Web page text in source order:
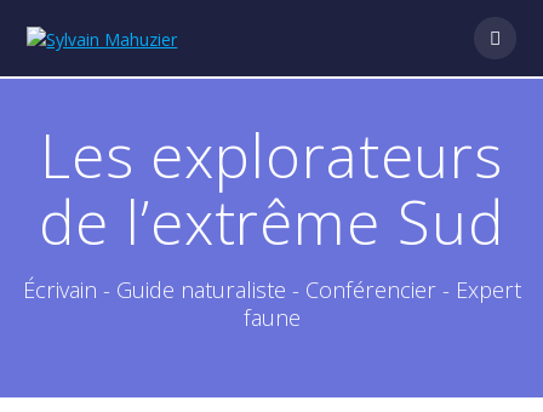
Les explorateurs
de l’extrême Sud
Écrivain - Guide naturaliste - Conférencier - Expert
faune